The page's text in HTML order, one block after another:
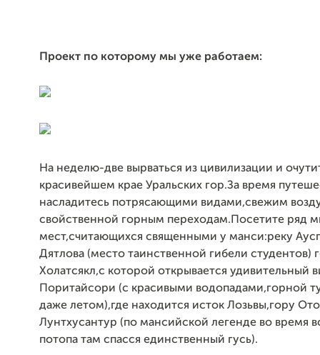
Проект по которому мы уже работаем:
На неделю-две вырваться из цивилизации и
красивейшем крае Уральских гор.За время
насладитесь потрясающими видами,свежим
свойственной горным переходам.Посетите ряд
мест,считающихся священными у манси:реку
Дятлова (место таинственной гибели студентов)
Холатсякл,с которой открывается удивительный
Поритайсори (с красивыми водопадами,горной
даже летом),где находится исток Лозьвы,гору
Лунтхусантур (по мансийской легенде во время
потопа там спасся единственный гусь).